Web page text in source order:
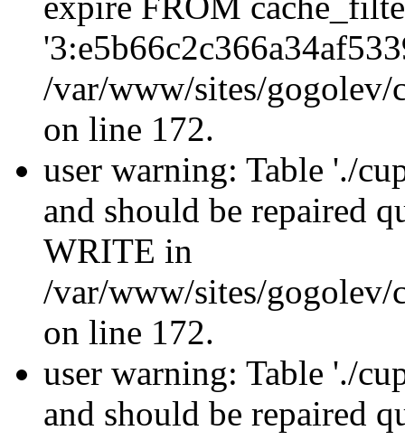
/var/www/sites/gogolev/
on line 172.
user warning: Table './
and should be repaired
WRITE in
/var/www/sites/gogolev/
on line 172.
user warning: Table './
and should be repaired